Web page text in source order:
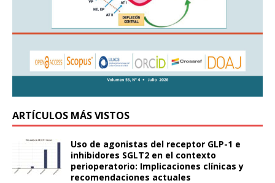
ARTÍCULOS MÁS VISTOS
Uso de agonistas del receptor GLP-1 e
inhibidores SGLT2 en el contexto
perioperatorio: Implicaciones clínicas y
recomendaciones actuales